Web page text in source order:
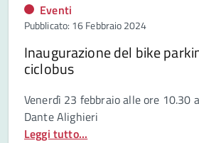
Eventi
Pubblicato: 16 Febbraio 2024
Inaugurazione del bike
ciclobus
Venerdì 23 febbraio alle ore 10.30
Dante Alighieri
Leggi tutto...